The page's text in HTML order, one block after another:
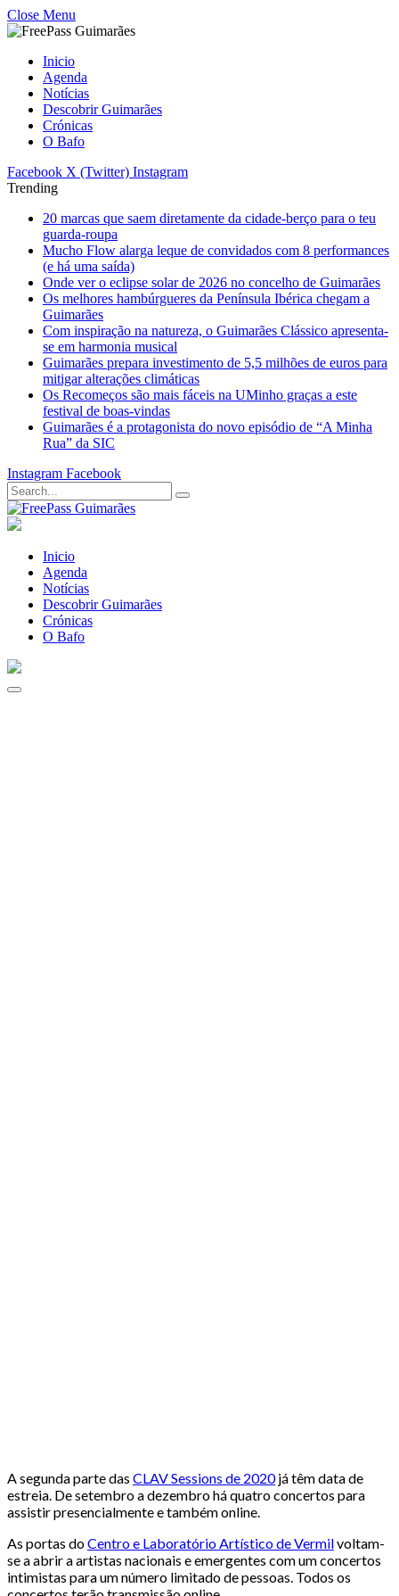
Close Menu
Inicio
Agenda
Notícias
Descobrir Guimarães
Crónicas
O Bafo
Facebook X (Twitter) Instagram
Trending
20 marcas que saem diretamente da cidade-berço para o teu
guarda-roupa
Mucho Flow alarga leque de convidados com 8 performances
(e há uma saída)
Onde ver o eclipse solar de 2026 no concelho de Guimarães
Os melhores hambúrgueres da Península Ibérica chegam a
Guimarães
Com inspiração na natureza, o Guimarães Clássico apresenta-
se em harmonia musical
Guimarães prepara investimento de 5,5 milhões de euros para
mitigar alterações climáticas
Os Recomeços são mais fáceis na UMinho graças a este
festival de boas-vindas
Guimarães é a protagonista do novo episódio de “A Minha
Rua” da SIC
Instagram Facebook
Inicio
Agenda
Notícias
Descobrir Guimarães
Crónicas
O Bafo
A segunda parte das CLAV Sessions de 2020já têm data de
estreia. De setembro a dezembro há quatro concertos para
assistir presencialmente e também online.
As portas doCentro e Laboratório Artístico de Vermilvoltam-
se a abrir a artistas nacionais e emergentes com um concertos
intimistas para um número limitado de pessoas. Todos os